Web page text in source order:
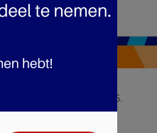
01.10.2025 tot 07.10.2025.